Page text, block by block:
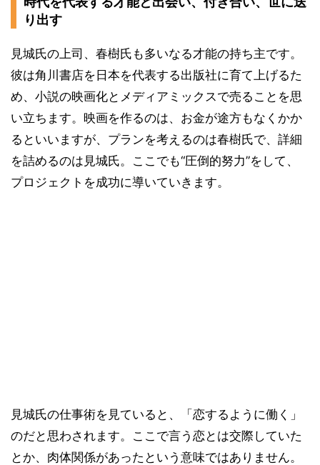
り出す
見城氏の上司、春樹氏も多いなる才能の持ち主です。
彼は角川書店を日本を代表する出版社に育て上げるた
め、小説の映画化とメディアミックスで売ることを思
い立ちます。映画を作るのは、お金が途方もなくかか
るといいますが、プランを考えるのは春樹氏で、詳細
を詰めるのは見城氏。ここでも“圧倒的努力”をして、
プロジェクトを成功に導いていきます。
見城氏の仕事術を見ていると、「恋するように働く」
のだと思わされます。ここで言う恋とは交際していた
とか、肉体関係があったという意味ではありません。